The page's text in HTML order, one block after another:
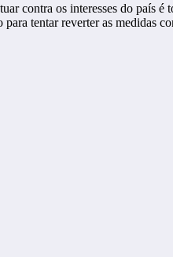
contra os interesses do país
tentar reverter as medidas